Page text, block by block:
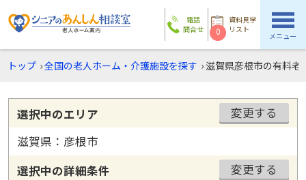
電話
問合せ
資料見学
リスト
0 メニュー
トップ ›全国の老人ホーム・介護施設を探す ›滋賀県彦根市の有料老
選択中のエリア
変更する
滋賀県：彦根市
選択中の詳細条件
変更する